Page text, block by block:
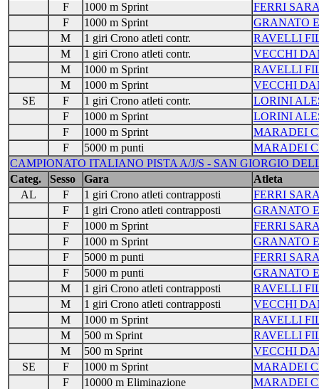
F
1000 m Sprint
FERRI
F
1000 m Sprint
GRANATO
M
1 giri Crono atleti contr.
RAVELLI
M
1 giri Crono atleti contr.
VECCHI
M
1000 m Sprint
RAVELLI
M
1000 m Sprint
VECCHI
SE
F 1 giri Crono atleti contr.
LORINI
F
1000 m Sprint
LORINI
F
1000 m Sprint
MARADEI
F
5000 m punti
MARADEI
CAMPIONATO ITALIANO PISTA A/J/S - SAN GIORGIO
Categ.
Sesso Gara
Atleta
AL
F 1 giri Crono atleti contrapposti
FERRI
F
1 giri Crono atleti contrapposti
GRANATO
F
1000 m Sprint
FERRI
F
1000 m Sprint
GRANATO
F
5000 m punti
FERRI
F
5000 m punti
GRANATO
M
1 giri Crono atleti contrapposti
RAVELLI
M
1 giri Crono atleti contrapposti
VECCHI
M
1000 m Sprint
RAVELLI
M
500 m Sprint
RAVELLI
M
500 m Sprint
VECCHI
SE
F 1000 m Sprint
MARADEI
F
10000 m Eliminazione
MARADEI